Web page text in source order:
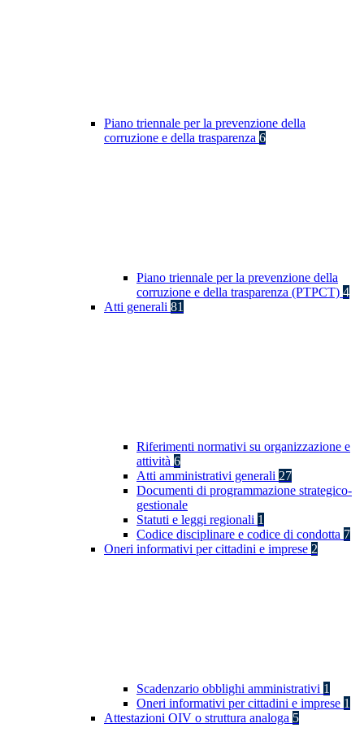
Piano triennale per la prevenzione della
corruzione e della trasparenza 6
Piano triennale per la prevenzione della
corruzione e della trasparenza (PTPCT) 4
Atti generali 81
Riferimenti normativi su organizzazione e
attività 6
Atti amministrativi generali 27
Documenti di programmazione strategico-
gestionale
Statuti e leggi regionali 1
Codice disciplinare e codice di condotta 7
Oneri informativi per cittadini e imprese 2
Scadenzario obblighi amministrativi 1
Oneri informativi per cittadini e imprese 1
Attestazioni OIV o struttura analoga 5